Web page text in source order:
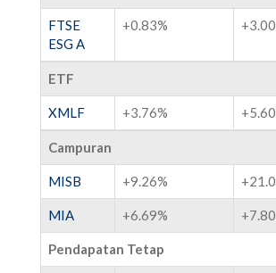
FTSE
ESG A
+0.83%
ETF
XMLF +3.76%
Campuran
MISB +9.26%
MIA +6.69%
Pendapatan Tetap